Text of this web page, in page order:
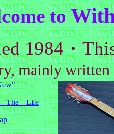
to
1984・
mainly written
Life